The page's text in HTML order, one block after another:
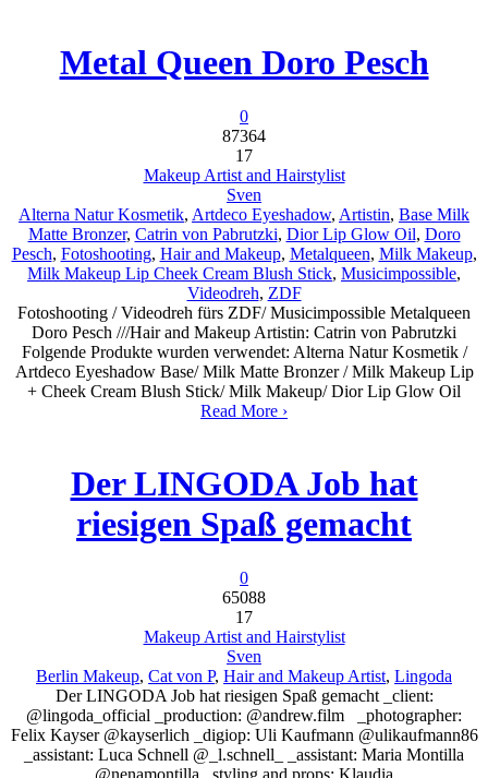
Metal Queen Doro Pesch
0
87364
17
Makeup Artist and Hairstylist
Sven
Alterna Natur Kosmetik, Artdeco Eyeshadow, Artistin, Base Milk
Matte Bronzer, Catrin von Pabrutzki, Dior Lip Glow Oil, Doro
Pesch, Fotoshooting, Hair and Makeup, Metalqueen, Milk Makeup,
Milk Makeup Lip Cheek Cream Blush Stick, Musicimpossible,
Videodreh, ZDF
Fotoshooting / Videodreh fürs ZDF/ Musicimpossible Metalqueen
Doro Pesch ///Hair and Makeup Artistin: Catrin von Pabrutzki
Folgende Produkte wurden verwendet: Alterna Natur Kosmetik /
Artdeco Eyeshadow Base/ Milk Matte Bronzer / Milk Makeup Lip
+ Cheek Cream Blush Stick/ Milk Makeup/ Dior Lip Glow Oil
Read More ›
Der LINGODA Job hat
riesigen Spaß gemacht
0
65088
17
Makeup Artist and Hairstylist
Sven
Berlin Makeup, Cat von P, Hair and Makeup Artist, Lingoda
Der LINGODA Job hat riesigen Spaß gemacht _client:
@lingoda_official _production: @andrew.film _photographer:
Felix Kayser @kayserlich _digiop: Uli Kaufmann @ulikaufmann86
_assistant: Luca Schnell @_l.schnell_ _assistant: Maria Montilla
@nenamontilla _styling and props: Klaudia